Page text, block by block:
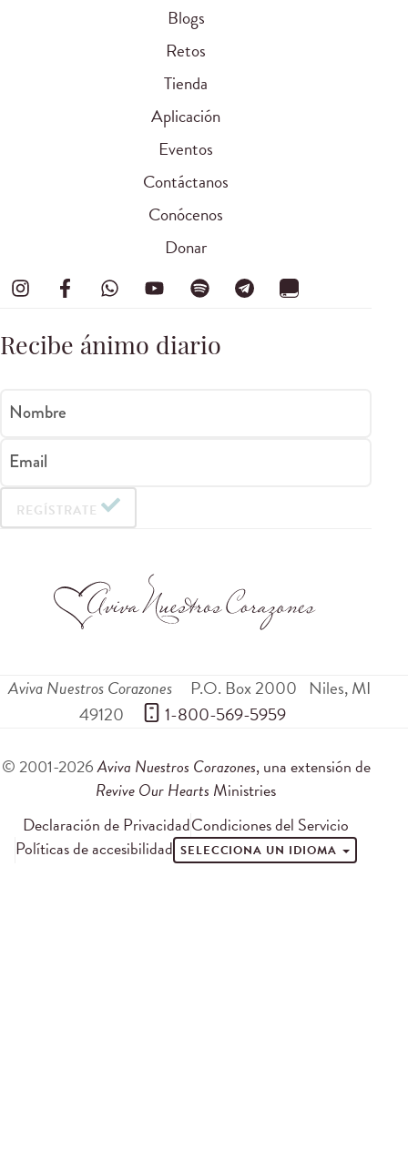
Blogs
Retos
Tienda
Aplicación
Eventos
Contáctanos
Conócenos
Donar
Recibe ánimo diario
Nombre
Email
REGÍSTRATE
Aviva Nuestros Corazones P.O. Box 2000 Niles,MI
49120
1-800-569-5959
© 2001-2026Aviva Nuestros Corazones, una extensión de
Revive Our Hearts Ministries
Declaración de PrivacidadCondiciones del Servicio
Políticas de accesibilidad SELECCIONA UN IDIOMA